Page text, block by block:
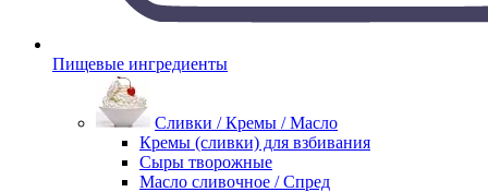
Пищевые ингредиенты
Сливки / Кремы / Масло
Кремы (сливки) для взбивания
Сыры творожные
Масло сливочное / Спред